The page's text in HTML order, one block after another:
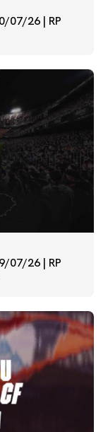
07/26 | RP
07/26 | RP